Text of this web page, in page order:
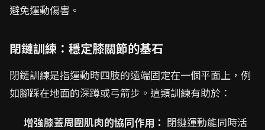
避免運動傷害。
閉鏈訓練：穩定膝關節的基石
閉鏈訓練是指運動時四肢的遠端固定在一個平面上，例
如腳踩在地面的深蹲或弓箭步。這類訓練有助於：
增強膝蓋周圍肌肉的協同作用： 閉鏈運動能同時活